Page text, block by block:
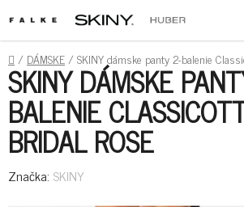
NA
OBSAH
DOMOV
/ DÁMSKE/ SKINY dámske panty 2-balenie
SKINY DÁMSKE
BALENIE
BRIDAL ROSE
Značka: SKINY